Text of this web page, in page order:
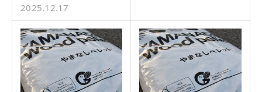
2025.12.17